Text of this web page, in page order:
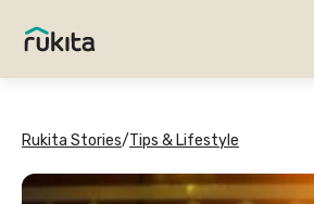
Rukita Stories/Tips & Lifestyle